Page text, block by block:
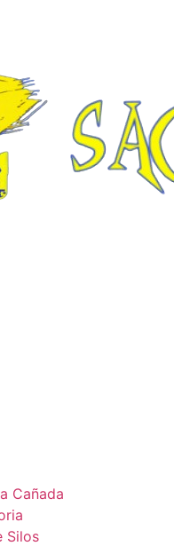
Cañada
Silos